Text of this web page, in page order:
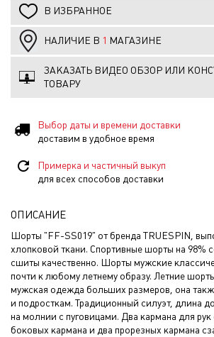
В ИЗБРАННОЕ
НАЛИЧИЕ В 1 МАГАЗИНЕ
ЗАКАЗАТЬ ВИДЕО ОБЗОР ИЛИ
ТОВАРУ
Выбор даты и времени доставки
доставим в удобное время
Примерка и частичный выкуп
для всех способов доставки
ОПИСАНИЕ
Шорты "FF-SS019" от бренда TRUESPIN,
хлопковой ткани. Спортивные шорты на 98%
сшиты качественно. Шорты мужские
почти к любому летнему образу. Летние
мужская одежда больших размеров, она
и подросткам. Традиционный силуэт, длина
на молнии с пуговицами. Два кармана для рук
боковых кармана и два прорезных кармана